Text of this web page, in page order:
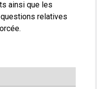
ainsi que les
relatives